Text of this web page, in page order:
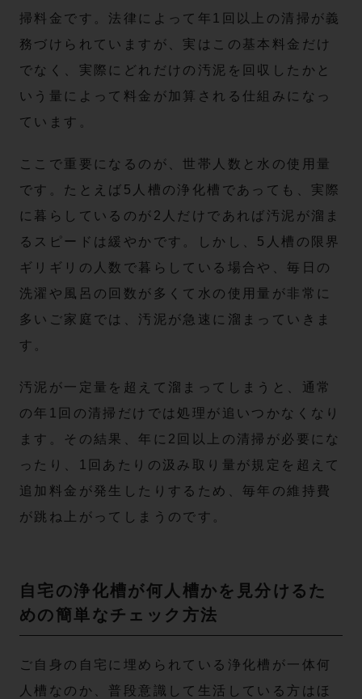
掃料金です。法律によって年1回以上の清掃が義
務づけられていますが、実はこの基本料金だけ
でなく、実際にどれだけの汚泥を回収したかと
いう量によって料金が加算される仕組みになっ
ています。
ここで重要になるのが、世帯人数と水の使用量
です。たとえば5人槽の浄化槽であっても、実際
に暮らしているのが2人だけであれば汚泥が溜ま
るスピードは緩やかです。しかし、5人槽の限界
ギリギリの人数で暮らしている場合や、毎日の
洗濯や風呂の回数が多くて水の使用量が非常に
多いご家庭では、汚泥が急速に溜まっていきま
す。
汚泥が一定量を超えて溜まってしまうと、通常
の年1回の清掃だけでは処理が追いつかなくなり
ます。その結果、年に2回以上の清掃が必要にな
ったり、1回あたりの汲み取り量が規定を超えて
追加料金が発生したりするため、毎年の維持費
が跳ね上がってしまうのです。
自宅の浄化槽が何人槽かを見分けるた
めの簡単なチェック方法
ご自身の自宅に埋められている浄化槽が一体何
人槽なのか、普段意識して生活している方はほ